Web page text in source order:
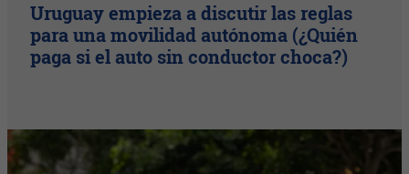
Uruguay empieza a discutir las reglas
para una movilidad autónoma (¿Quién
paga si el auto sin conductor choca?)